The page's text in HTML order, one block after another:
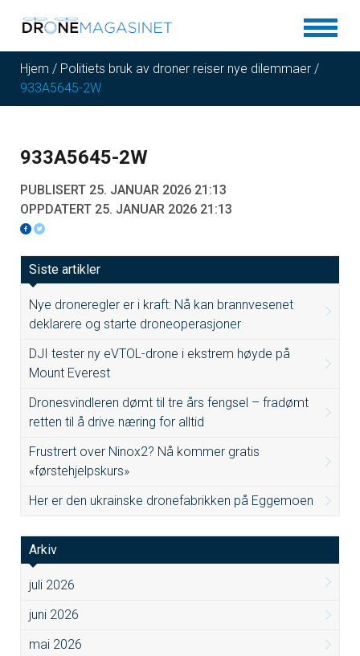
Hjem / Politiets bruk av droner reiser nye dilemmaer /
933A5645-2W
933A5645-2W
PUBLISERT 25. JANUAR 2026 21:13
OPPDATERT 25. JANUAR 2026 21:13
Siste artikler
Nye droneregler er i kraft: Nå kan brannvesenet
deklarere og starte droneoperasjoner
DJI tester ny eVTOL-drone i ekstrem høyde på
Mount Everest
Dronesvindleren dømt til tre års fengsel – fradømt
retten til å drive næring for alltid
Frustrert over Ninox2? Nå kommer gratis
«førstehjelpskurs»
Her er den ukrainske dronefabrikken på Eggemoen
Arkiv
juli 2026
juni 2026
mai 2026